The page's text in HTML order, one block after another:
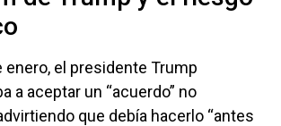
enero, el presidente Trump
a aceptar un “acuerdo” no
que debía hacerlo “antes